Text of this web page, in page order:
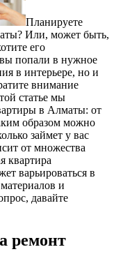
Планируете
Или, может быть,
его
попали в нужное
в интерьере, но и
внимание
статье мы
в Алматы: от
образом можно
займет у вас
от множества
квартира
варьироваться в
и
давайте
ремонт